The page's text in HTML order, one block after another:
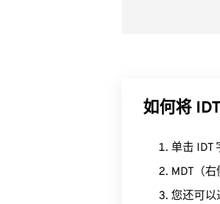
如何将
单击 IDT
MDT（右
您还可以